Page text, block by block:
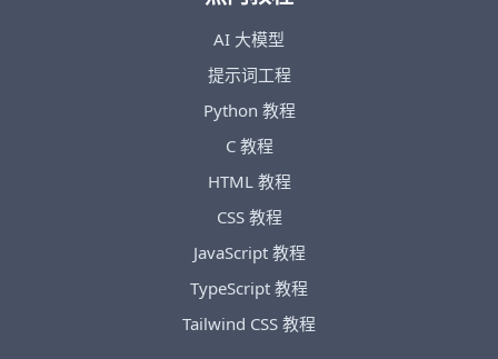
AI 大模型
提示词工程
Python 教程
C 教程
HTML 教程
CSS 教程
JavaScript 教程
TypeScript 教程
Tailwind CSS 教程